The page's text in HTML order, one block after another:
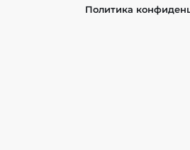
Политика